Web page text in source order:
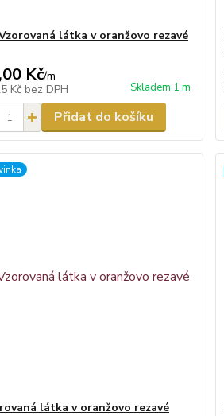
látka v oranžovo rezavé
Kč/m
Kč bez DPH Skladem 1 m
Přidat do košíku
látka v oranžovo rezavé